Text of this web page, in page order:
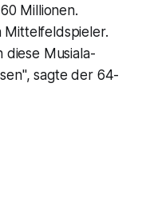
Millionen.
Mittelfeldspieler.
Musiala-
sagte der 64-